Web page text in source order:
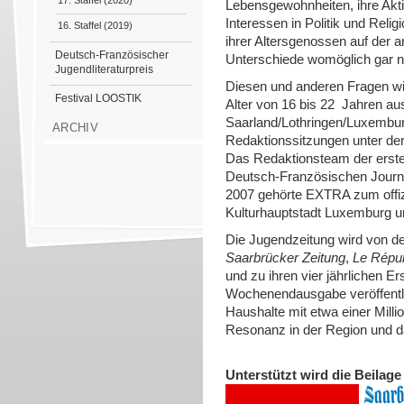
16. Staffel (2019)
Deutsch-Französischer
Jugendliteraturpreis
Festival LOOSTIK
ARCHIV
Lebensgewohnheiten, ihre
Interessen in Politik und
ihrer Altersgenossen auf der
Unterschiede womöglich gar
Diesen und anderen Fragen
Alter von 16 bis 22 Jahren
Saarland/Lothringen/
Redaktionssitzungen unter
Das Redaktionsteam der
Deutsch-Französischen
2007 gehörte EXTRA zum
Kulturhauptstadt Luxemburg
Die Jugendzeitung wird von
Saarbrücker Zeitung, Le
und zu ihren vier jährlichen
Wochenendausgabe
Haushalte mit etwa einer
Resonanz in der Region und
Unterstützt wird die